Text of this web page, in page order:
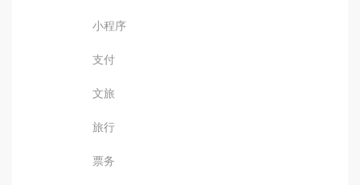
小程序
支付
文旅
旅行
票务